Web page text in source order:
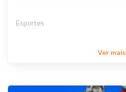
Esportes
Ver mais